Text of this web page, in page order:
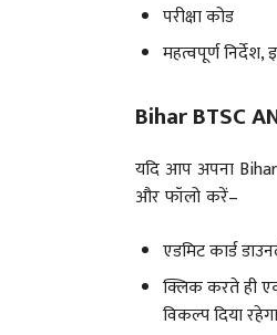
परीक्षा कोड
महत्वपूर्ण निर्देश,
Bihar BTSC
यदि आप अपना
और फॉलो करें–
एडमिट कार्ड
क्लिक करते ही
विकल्प दिया